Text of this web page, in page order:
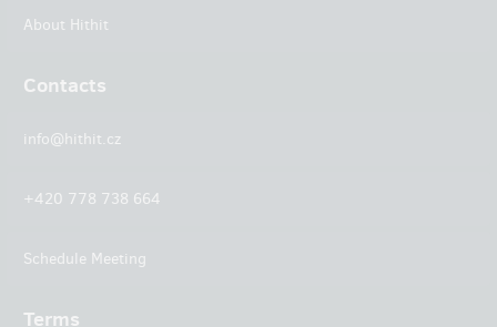
About Hithit
Contacts
info@hithit.cz
+420 778 738 664
Schedule Meeting
Terms